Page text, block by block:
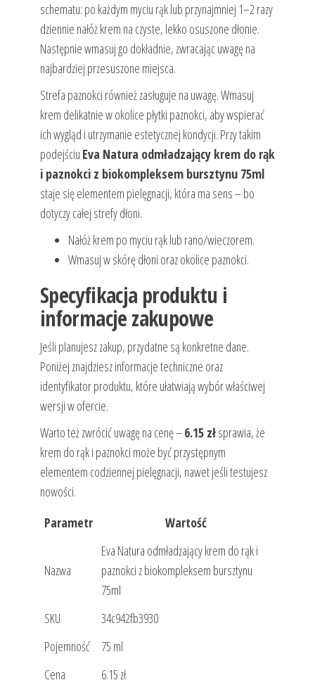
schematu: po każdym myciu rąk lub przynajmniej 1–2 razy
dziennie nałóż krem na czyste, lekko osuszone dłonie.
Następnie wmasuj go dokładnie, zwracając uwagę na
najbardziej przesuszone miejsca.
Strefa paznokci również zasługuje na uwagę. Wmasuj
krem delikatnie w okolice płytki paznokci, aby wspierać
ich wygląd i utrzymanie estetycznej kondycji. Przy takim
podejściu Eva Natura odmładzający krem do rąk
i paznokci z biokompleksem bursztynu 75ml
staje się elementem pielęgnacji, która ma sens – bo
dotyczy całej strefy dłoni.
Nałóż krem po myciu rąk lub rano/wieczorem.
Wmasuj w skórę dłoni oraz okolice paznokci.
Specyfikacja produktu i
informacje zakupowe
Jeśli planujesz zakup, przydatne są konkretne dane.
Poniżej znajdziesz informacje techniczne oraz
identyfikator produktu, które ułatwiają wybór właściwej
wersji w ofercie.
Warto też zwrócić uwagę na cenę –6.15 złsprawia, że
krem do rąk i paznokci może być przystępnym
elementem codziennej pielęgnacji, nawet jeśli testujesz
nowości.
Parametr
Wartość
Nazwa
Eva Natura odmładzający krem do rąk i
paznokci z biokompleksem bursztynu
75ml
SKU
34c942fb3930
Pojemność
75 ml
Cena
6.15 zł